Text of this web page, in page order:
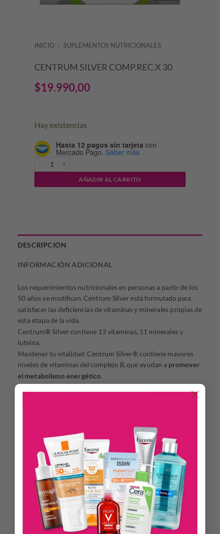
×
INICIO / SUPLEMENTOS NUTRICIONALES
CENTRUM SILVER COMP.REC.X 30
$19.990,00
Hay existencias
Hasta 12 pagos sin tarjeta con
Mercado Pago. Saber más
AÑADIR AL CARRITO
DESCRIPCIÓN
INFORMACIÓN ADICIONAL
Los requerimientos nutricionales en personas a partir de los
50 años se modifican. Centrum Silver está formulado para
satisfacer las deficiencias de vitaminas y minerales propias de
esta etapa de la vida.
Centrum® Silver contiene 13 vitaminas, 11 minerales y
luteína.
Mantener tu vitalidad: Centrum Silver® contiene mayores
niveles de vitaminas del complejo B, que ayudan a promover
el metabolismo energético.
Complementar tu nutrición: Está indicado en casos de
requeridas o períodos en que se necesite incrementar las
Reforzar las defensas de tu organismo: Contiene
antioxidantes como Betacaroteno, Selenio, Zinc, Vitaminas C
y E que son importantes paramantener las defensas
saludables.
DESCRIPCIÓN
Mantiene tu energía
Complementa tu nutrición